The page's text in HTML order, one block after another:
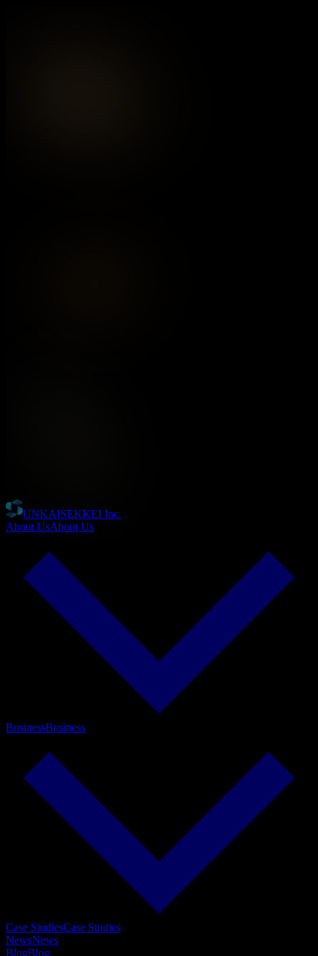
UNKAISEKKEI Inc.
About UsAbout Us
BusinessBusiness
Case StudiesCase Studies
NewsNews
BlogBlog